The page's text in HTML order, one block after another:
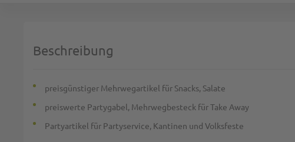
Beschreibung
preisgünstiger Mehrwegartikel für Snacks, Salate
preiswerte Partygabel, Mehrwegbesteck für Take Away
Partyartikel für Partyservice, Kantinen und Volksfeste